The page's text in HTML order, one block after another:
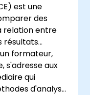
est une
des
relation entre
résultats
formateur,
s'adresse aux
qui
d'analyse